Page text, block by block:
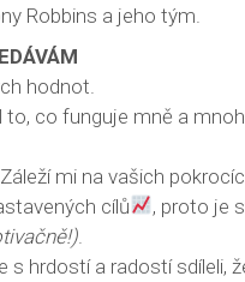
Robbins a jeho tým.
hodnot.
to, co funguje mně a
mi na vašich
cílů
, proto je
.
s hrdostí a radostí sdíleli,